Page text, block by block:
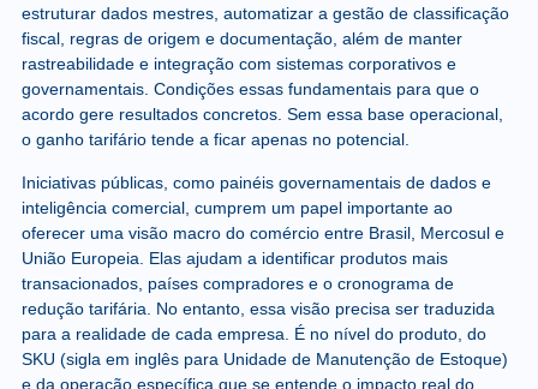
estruturar dados mestres, automatizar a gestão de classificação
fiscal, regras de origem e documentação, além de manter
rastreabilidade e integração com sistemas corporativos e
governamentais. Condições essas fundamentais para que o
acordo gere resultados concretos. Sem essa base operacional,
o ganho tarifário tende a ficar apenas no potencial.
Iniciativas públicas, como painéis governamentais de dados e
inteligência comercial, cumprem um papel importante ao
oferecer uma visão macro do comércio entre Brasil, Mercosul e
União Europeia. Elas ajudam a identificar produtos mais
transacionados, países compradores e o cronograma de
redução tarifária. No entanto, essa visão precisa ser traduzida
para a realidade de cada empresa. É no nível do produto, do
SKU (sigla em inglês para Unidade de Manutenção de Estoque)
e da operação específica que se entende o impacto real do